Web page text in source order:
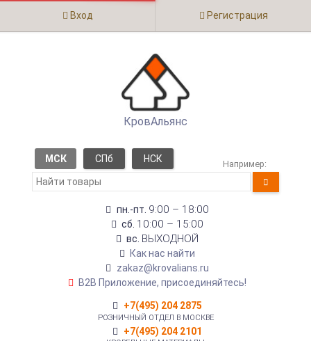
Вход Регистрация
КровАльянс
МСК СПб НСК Например:
пн.-пт. 9:00 – 18:00
сб. 10:00 – 15:00
вс. ВЫХОДНОЙ
Как нас найти
zakaz@krovalians.ru
B2B Приложение, присоединяйтесь!
+7(495) 204 2875
РОЗНИЧНЫЙ ОТДЕЛ В МОСКВЕ
+7(495) 204 2101